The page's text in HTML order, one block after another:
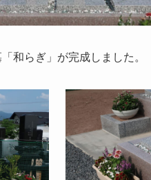
和らぎ」が完成しました。